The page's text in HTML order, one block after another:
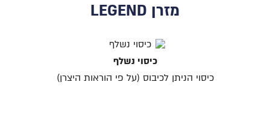
מזרן LEGEND
כיסוי נשלף
כיסוי הניתן לכיבוס (על פי הוראות היצרן)